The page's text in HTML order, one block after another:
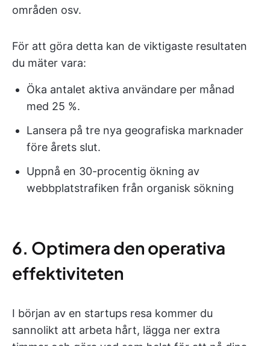
områden osv.
För att göra detta kan de viktigaste resultaten
du mäter vara:
Öka antalet aktiva användare per månad
med 25 %.
Lansera på tre nya geografiska marknader
före årets slut.
Uppnå en 30-procentig ökning av
webbplatstrafiken från organisk sökning
6. Optimera den operativa
effektiviteten
I början av en startups resa kommer du
sannolikt att arbeta hårt, lägga ner extra